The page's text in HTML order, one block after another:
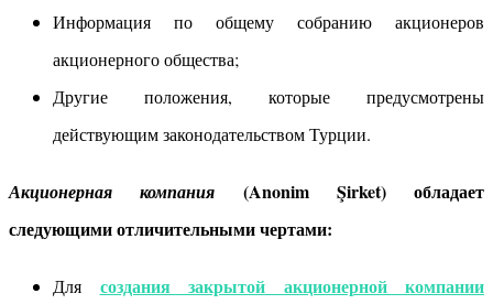
Информация по общему собранию акционеров
акционерного общества;
Другие положения, которые предусмотрены
действующим законодательством Турции.
Акционерная компания (Anonim Şirket)обладает
следующими отличительными чертами:
Для создания закрытой акционерной компании